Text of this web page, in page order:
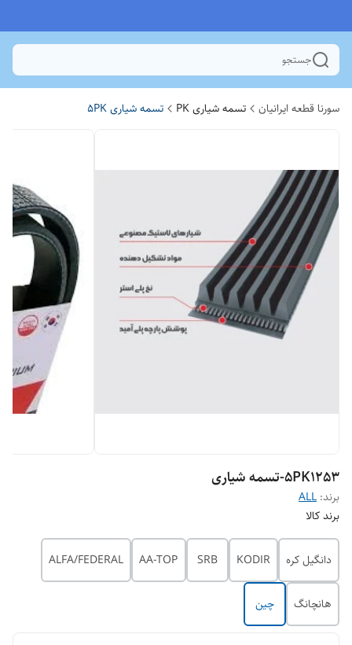
جستجو
سورنا قطعه ایرانیان تسمه شیاری PK تسمه شیاری 5PK
5PK1253-تسمه شیاری
برند: ALL
برند کالا
دانگیل کره KODIR
SRB
AA-TOP
ALFA/FEDERAL
هانچانگ چین